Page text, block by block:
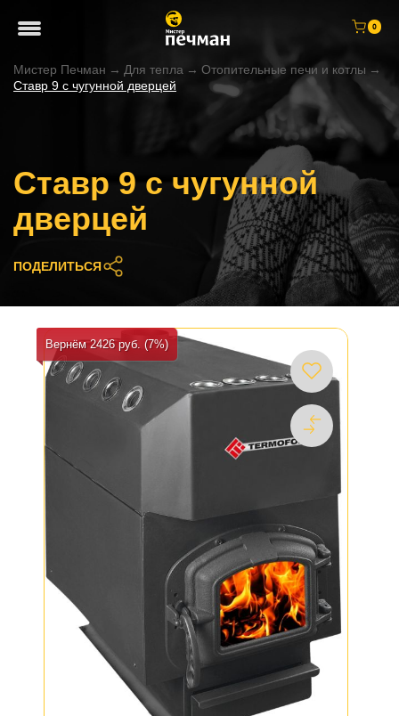
0
Мистер Печман → Для тепла → Отопительные печи и котлы →
Ставр 9 с чугунной дверцей
Ставр 9 с чугунной
дверцей
ПОДЕЛИТЬСЯ
Вернём 2426 руб. (7%)